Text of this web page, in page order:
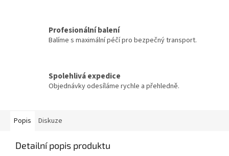
Profesionální balení
Balíme s maximální péčí pro bezpečný transport.
Spolehlivá expedice
Objednávky odesíláme rychle a přehledně.
Popis Diskuze
Detailní popis produktu